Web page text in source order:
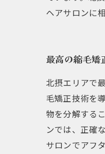
ヘアサロンに
最高の縮毛矯
北摂エリアで
毛矯正技術を
物を分解する
ンでは、正確
サロンでアフ